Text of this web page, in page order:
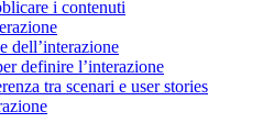
i contenuti
dell’interazione
definire l’interazione
tra scenari e user stories